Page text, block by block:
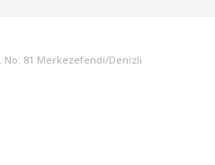
81 Merkezefendi/Denizli